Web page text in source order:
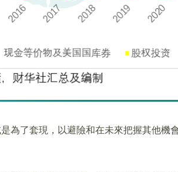
為了套現，以避險和在未來把握其他機會